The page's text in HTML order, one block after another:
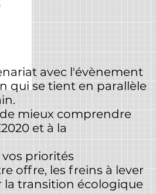
avec l'évènement
qui se tient en parallèle
mieux comprendre
et à la
priorités
offre, les freins à lever
la transition écologique